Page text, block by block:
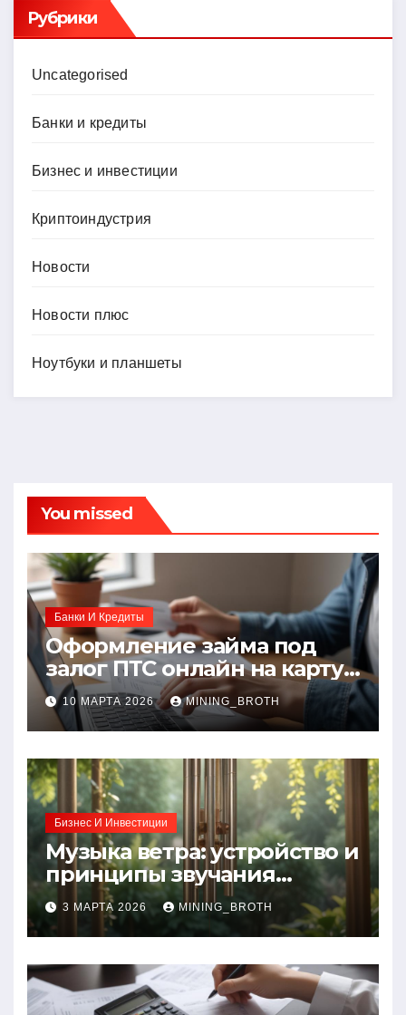
Рубрики
Uncategorised
Банки и кредиты
Бизнес и инвестиции
Криптоиндустрия
Новости
Новости плюс
Ноутбуки и планшеты
You missed
Банки И Кредиты
Оформление займа под
залог ПТС онлайн на карту
без визита в офис: порядок,
требования и документы
10 МАРТА 2026 MINING_BROTH
Бизнес И Инвестиции
Музыка ветра: устройство и
принципы звучания
колокольчиков
3 МАРТА 2026 MINING_BROTH